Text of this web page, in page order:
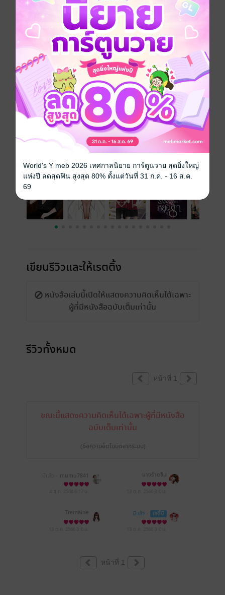
โรมานซ์ โรแมนติก 18+ แอบรัก
ครอบครัว
ประเภทไฟล์ pdf, epub (สารบัญ)
วันที่วางขาย 13 ตุลาคม 2566
ความยาว 239 หน้า (≈ 42,340 คำ)
ราคาปก 189 บาท (ประหยัด 33%)
เรื่องที่คุณน่าจะสนใจ
เขียนรีวิวและให้เรตติ้ง
หนังสือเล่มนี้เปิดให้แสดงความคิดเห็นได้เฉพาะ
ผู้ที่มีหนังสือฉบับเต็มเท่านั้น
รีวิวทั้งหมด
หน้าที่ 1
ขณะนี้แสดงความคิดเห็นได้เฉพาะผู้ที่มีหนังสือ
ฉบับเต็มเท่านั้น
(ข้อความอัตโนมัติจากระบบ)
mumu7841 นางร้ายซิน
Tremaine มีแล้ว - เลดี้บี
หน้าที่ 1
World's Y meb 2026 เทศกาลนิยาย การ์ตูนวาย สุดยิ่งใหญ่
แห่งปี ลดสุดฟิน สูงสุด 80% ตั้งแต่วันที่ 31 ก.ค. - 16 ส.ค.
69